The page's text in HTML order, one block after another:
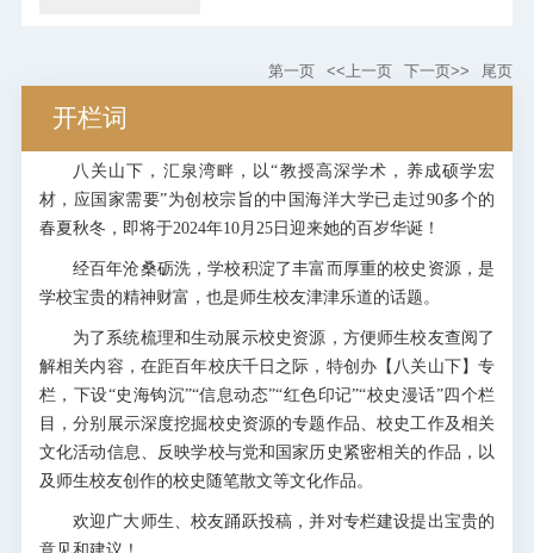
曲曲慷慨悲壮的历史赞歌，成为中华民
史起点上，让我们铭记历史，维护和
平，勇毅前行。
第一页 <<上一页 下一页>> 尾页
开栏词
八关山下，汇泉湾畔，以“教授高深学术，养成硕学宏
材，应国家需要”为创校宗旨的中国海洋大学已走过90多个的
春夏秋冬，即将于2024年10月25日迎来她的百岁华诞！
经百年沧桑砺洗，学校积淀了丰富而厚重的校史资源，是
学校宝贵的精神财富，也是师生校友津津乐道的话题。
为了系统梳理和生动展示校史资源，方便师生校友查阅了
解相关内容，在距百年校庆千日之际，特创办【八关山下】专
栏，下设“史海钩沉”“信息动态”“红色印记”“校史漫话”四个栏
目，分别展示深度挖掘校史资源的专题作品、校史工作及相关
文化活动信息、反映学校与党和国家历史紧密相关的作品，以
及师生校友创作的校史随笔散文等文化作品。
欢迎广大师生、校友踊跃投稿，并对专栏建设提出宝贵的